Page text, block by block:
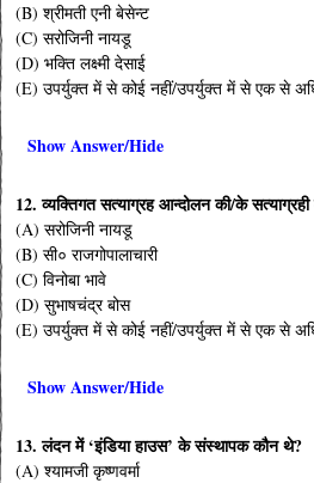
(B) श्रीमती एनी बेसेन्ट
(C) सरोजिनी नायडू
(D) भक्ति लक्ष्मी देसाई
(E) उपर्युक्त में से कोई नहीं/उपर्युक्त में से एक से
Show Answer/Hide
12. व्यक्तिगत सत्याग्रह आन्दोलन की/के
(A) सरोजिनी नायडू
(B) सी० राजगोपालाचारी
(C) विनोबा भावे
(D) सुभाषचंद्र बोस
(E) उपर्युक्त में से कोई नहीं/उपर्युक्त में से एक से
Show Answer/Hide
13. लंदन में ‘इंडिया हाउस’ के संस्थापक कौन थे?
(A) श्यामजी कृष्णवर्मा